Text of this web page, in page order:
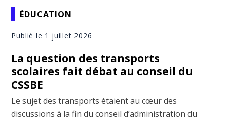
ÉDUCATION
Publié le 1 juillet 2026
La question des transports
scolaires fait débat au conseil du
CSSBE
Le sujet des transports étaient au cœur des
discussions à la fin du conseil d’administration du